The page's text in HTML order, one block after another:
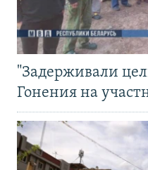
"Задерживали
Гонения на